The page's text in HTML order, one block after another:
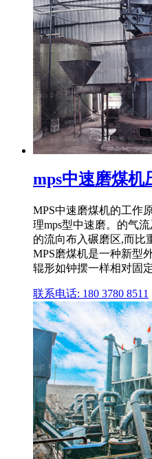
mps中速磨煤机
MPS中速磨煤机的工作
理mps型中速磨。的气
的流向布入碾磨区,而比
MPS磨煤机是一种新型
辊形如钟摆一样相对固
联系电话: 180 3780 8511